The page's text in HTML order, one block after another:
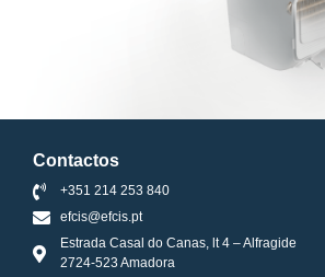
Contactos
+351 214 253 840
efcis@efcis.pt
Estrada Casal do Canas, lt 4 – Alfragide
2724-523 Amadora